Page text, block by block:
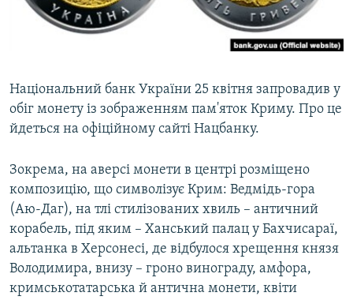
ВІДЕОУРОКИ «ELIFBE»
Русский
ДОЛУЧАЙСЯ!
Усі сайти RFE/RL
Національний банк України 25 квітня запровадив у
обіг монету із зображенням пам'яток Криму. Про це
йдеться на офіційному сайті Нацбанку.
Зокрема, на аверсі монети в центрі розміщено
композицію, що символізує Крим: Ведмідь-гора
(Аю-Даг), на тлі стилізованих хвиль – античний
корабель, під яким – Ханський палац у Бахчисараї,
альтанка в Херсонесі, де відбулося хрещення князя
Володимира, внизу – гроно винограду, амфора,
кримськотатарська й антична монети, квіти